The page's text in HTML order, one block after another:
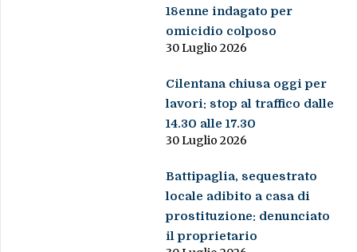
18enne indagato per
omicidio colposo
30 Luglio 2026
Cilentana chiusa oggi per
lavori: stop al traffico dalle
14.30 alle 17.30
30 Luglio 2026
Battipaglia, sequestrato
locale adibito a casa di
prostituzione: denunciato
il proprietario